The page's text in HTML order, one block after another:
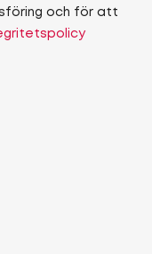
och för att